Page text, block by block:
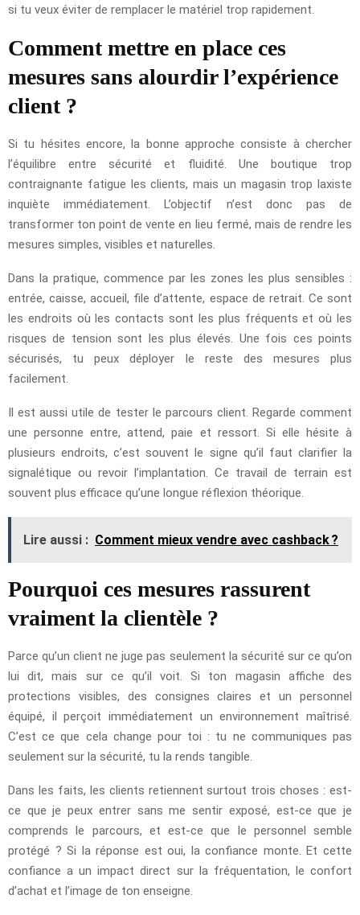
si tu veux éviter de remplacer le matériel trop rapidement.
Comment mettre en place ces
mesures sans alourdir l’expérience
client ?
Si tu hésites encore, la bonne approche consiste à chercher
l’équilibre entre sécurité et fluidité. Une boutique trop
contraignante fatigue les clients, mais un magasin trop laxiste
inquiète immédiatement. L’objectif n’est donc pas de
transformer ton point de vente en lieu fermé, mais de rendre les
mesures simples, visibles et naturelles.
Dans la pratique, commence par les zones les plus sensibles :
entrée, caisse, accueil, file d’attente, espace de retrait. Ce sont
les endroits où les contacts sont les plus fréquents et où les
risques de tension sont les plus élevés. Une fois ces points
sécurisés, tu peux déployer le reste des mesures plus
facilement.
Il est aussi utile de tester le parcours client. Regarde comment
une personne entre, attend, paie et ressort. Si elle hésite à
plusieurs endroits, c’est souvent le signe qu’il faut clarifier la
signalétique ou revoir l’implantation. Ce travail de terrain est
souvent plus efficace qu’une longue réflexion théorique.
Lire aussi : Comment mieux vendre avec cashback ?
Pourquoi ces mesures rassurent
vraiment la clientèle ?
Parce qu’un client ne juge pas seulement la sécurité sur ce qu’on
lui dit, mais sur ce qu’il voit. Si ton magasin affiche des
protections visibles, des consignes claires et un personnel
équipé, il perçoit immédiatement un environnement maîtrisé.
C’est ce que cela change pour toi : tu ne communiques pas
seulement sur la sécurité, tu la rends tangible.
Dans les faits, les clients retiennent surtout trois choses : est-
ce que je peux entrer sans me sentir exposé, est-ce que je
comprends le parcours, et est-ce que le personnel semble
protégé ? Si la réponse est oui, la confiance monte. Et cette
confiance a un impact direct sur la fréquentation, le confort
d’achat et l’image de ton enseigne.